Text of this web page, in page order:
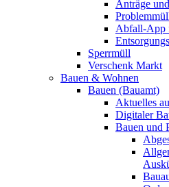
Anträge
Abfall-App
Sperrmüll
Verschenk Markt
Bauen & Wohnen
Bauen (Bauamt)
Aktuelles
Digitaler
Bauen und